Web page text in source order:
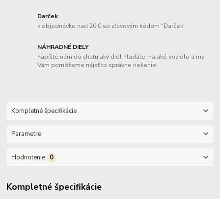
Darček
k objednávke nad 20 € so zľavovým kódom "Darček".
NÁHRADNÉ DIELY
napíšte nám do chatu aký diel hľadáte, na aké vozidlo a my
Vám pomôžeme nájsť to správne riešenie!
Kompletné špecifikácie
Parametre
Hodnotenie 0
Kompletné špecifikácie